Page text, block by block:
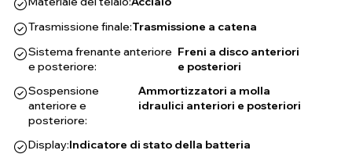
Trasmissione finale:Trasmissione a catena
Sistema frenante anteriore
e posteriore:
Freni a disco anteriori
e posteriori
Sospensione
anteriore e
posteriore:
Ammortizzatori a molla
idraulici anteriori e posteriori
Display:Indicatore di stato della batteria